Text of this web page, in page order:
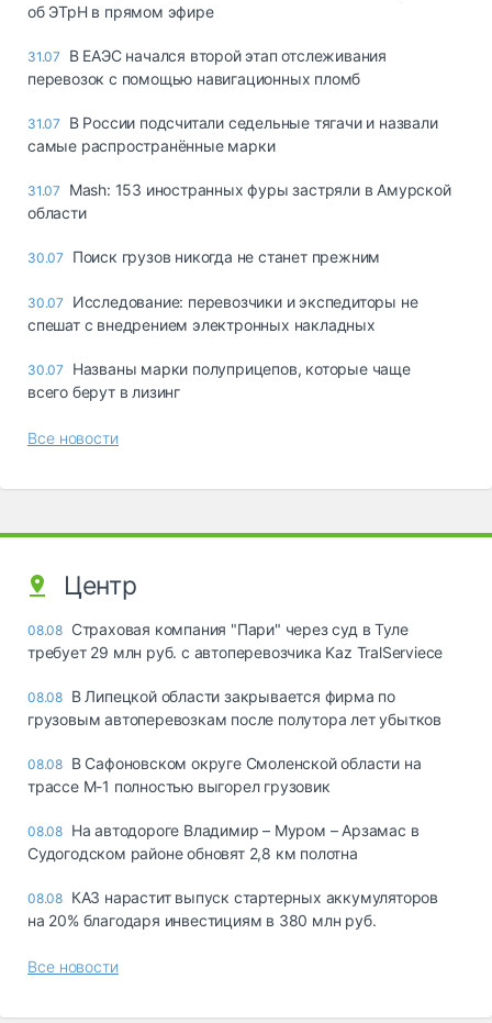
об ЭТрН в прямом эфире
31.07
В ЕАЭС начался второй этап отслеживания
перевозок с помощью навигационных пломб
31.07
В России подсчитали седельные тягачи и назвали
самые распространённые марки
31.07
Mash: 153 иностранных фуры застряли в Амурской
области
30.07 Поиск грузов никогда не станет прежним
30.07
Исследование: перевозчики и экспедиторы не
спешат с внедрением электронных накладных
30.07
Названы марки полуприцепов, которые чаще
всего берут в лизинг
Все новости
Центр
08.08 Страховая компания "Пари" через суд в Туле
требует 29 млн руб. с автоперевозчика Kaz TralServiece
08.08 В Липецкой области закрывается фирма по
грузовым автоперевозкам после полутора лет убытков
08.08 В Сафоновском округе Смоленской области на
трассе М-1 полностью выгорел грузовик
08.08 На автодороге Владимир – Муром – Арзамас в
Судогодском районе обновят 2,8 км полотна
08.08 КАЗ нарастит выпуск стартерных аккумуляторов
на 20% благодаря инвестициям в 380 млн руб.
Все новости